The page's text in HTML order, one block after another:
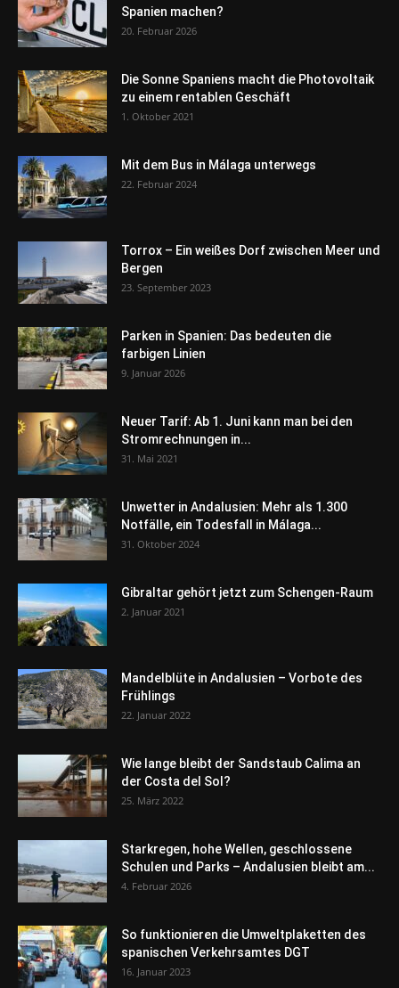
Spanien machen?
20. Februar 2026
Die Sonne Spaniens macht die Photovoltaik
zu einem rentablen Geschäft
1. Oktober 2021
Mit dem Bus in Málaga unterwegs
22. Februar 2024
Torrox – Ein weißes Dorf zwischen Meer und
Bergen
23. September 2023
Parken in Spanien: Das bedeuten die
farbigen Linien
9. Januar 2026
Neuer Tarif: Ab 1. Juni kann man bei den
Stromrechnungen in...
31. Mai 2021
Unwetter in Andalusien: Mehr als 1.300
Notfälle, ein Todesfall in Málaga...
31. Oktober 2024
Gibraltar gehört jetzt zum Schengen-Raum
2. Januar 2021
Mandelblüte in Andalusien – Vorbote des
Frühlings
22. Januar 2022
Wie lange bleibt der Sandstaub Calima an
der Costa del Sol?
25. März 2022
Starkregen, hohe Wellen, geschlossene
Schulen und Parks – Andalusien bleibt am...
4. Februar 2026
So funktionieren die Umweltplaketten des
spanischen Verkehrsamtes DGT
16. Januar 2023